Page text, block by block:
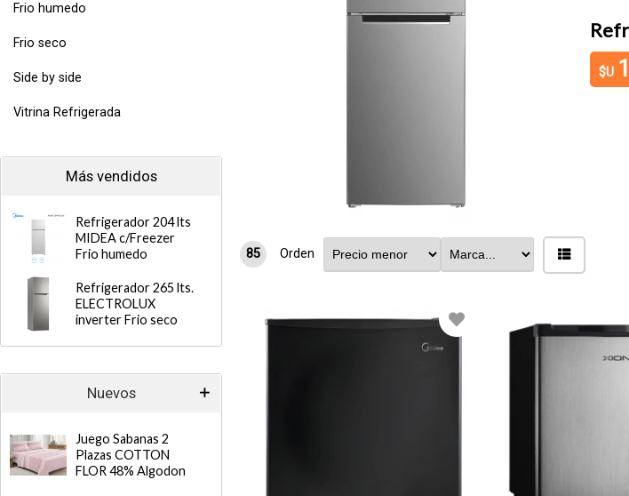
Frio humedo
Frio seco
Side by side
Vitrina Refrigerada
Más vendidos
Refrigerador 204 lts
MIDEA c/Freezer
Frio humedo
Refrigerador 265 lts.
ELECTROLUX
inverter Frio seco
Nuevos
Juego Sabanas 2
Plazas COTTON
FLOR 48% Algodon
INVERTER c/freezer Frio seco
85 Orden